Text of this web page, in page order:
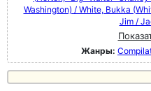
Washington) / White, Bukka
Jim /
Жанры: